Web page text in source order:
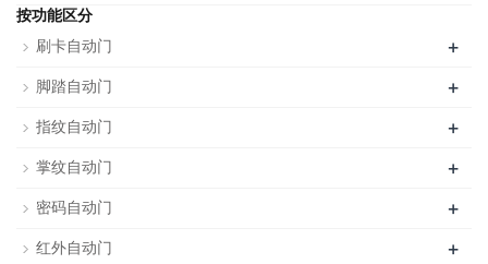
按功能区分
刷卡自动门
+
脚踏自动门 +
指纹自动门 +
掌纹自动门 +
密码自动门 +
红外自动门 +